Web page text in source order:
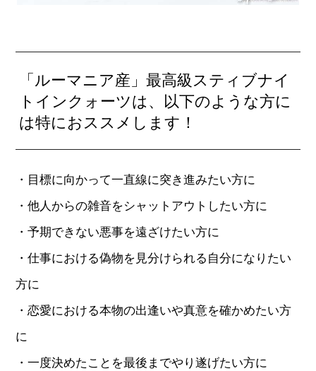
「ルーマニア産」最高級スティブナイ
トインクォーツは、以下のような方に
は特におススメします！
・目標に向かって一直線に突き進みたい方に
・他人からの雑音をシャットアウトしたい方に
・予期できない悪事を遠ざけたい方に
・仕事における偽物を見分けられる自分になりたい
方に
・恋愛における本物の出逢いや真意を確かめたい方
に
・一度決めたことを最後までやり遂げたい方に